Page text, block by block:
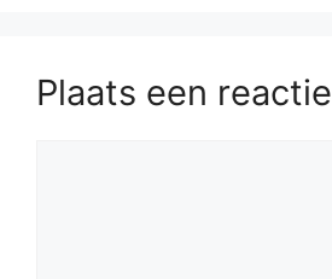
Plaats een reactie